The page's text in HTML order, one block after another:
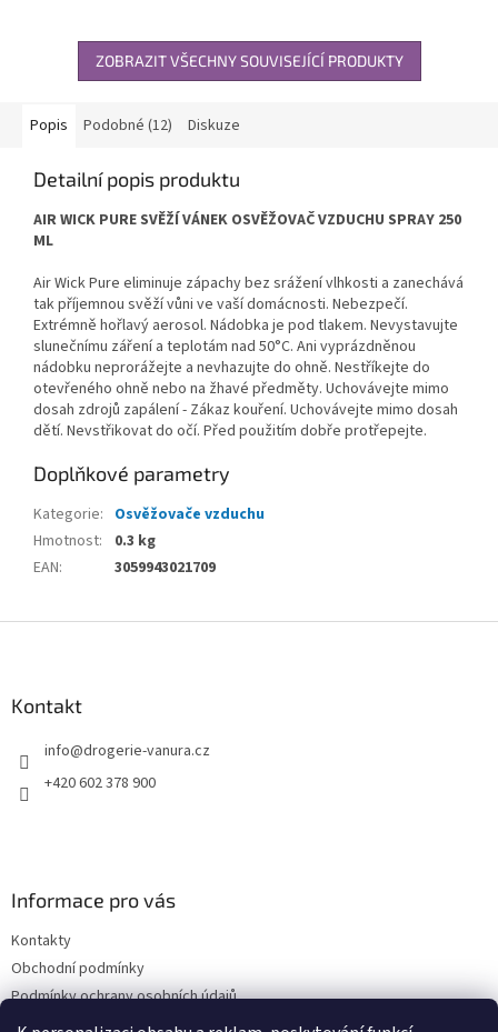
ZOBRAZIT VŠECHNY SOUVISEJÍCÍ PRODUKTY
Popis Podobné (12) Diskuze
Detailní popis produktu
AIR WICK PURE SVĚŽÍ VÁNEK OSVĚŽOVAČ VZDUCHU SPRAY 250
ML
Air Wick Pure eliminuje zápachy bez srážení vlhkosti a zanechává
tak příjemnou svěží vůni ve vaší domácnosti. Nebezpečí.
Extrémně hořlavý aerosol. Nádobka je pod tlakem. Nevystavujte
slunečnímu záření a teplotám nad 50°C. Ani vyprázdněnou
nádobku neprorážejte a nevhazujte do ohně. Nestříkejte do
otevřeného ohně nebo na žhavé předměty. Uchovávejte mimo
dosah zdrojů zapálení - Zákaz kouření. Uchovávejte mimo dosah
dětí. Nevstřikovat do očí. Před použitím dobře protřepejte.
Doplňkové parametry
Kategorie: Osvěžovače vzduchu
Hmotnost:
0.3 kg
EAN: 3059943021709
Kontakt
info@drogerie-vanura.cz
+420 602 378 900
Informace pro vás
Kontakty
Obchodní podmínky
Podmínky ochrany osobních údajů
Dodací a platební podmínky